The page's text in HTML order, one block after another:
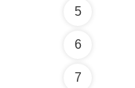
5
6
7